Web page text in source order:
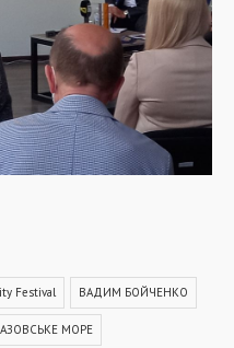
Festival ВАДИМ БОЙЧЕНКО
АЗОВСЬКЕ МОРЕ